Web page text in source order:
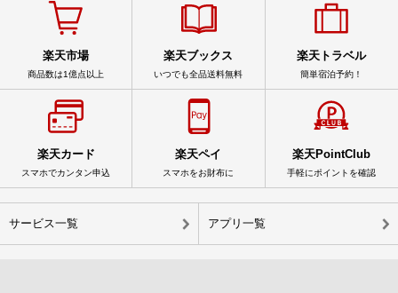
楽天市場
商品数は1億点以上
楽天ブックス
いつでも全品送料無料
楽天トラベル
簡単宿泊予約！
楽天カード
スマホでカンタン申込
楽天ペイ
スマホをお財布に
楽天PointClub
手軽にポイントを確認
サービス一覧 アプリ一覧